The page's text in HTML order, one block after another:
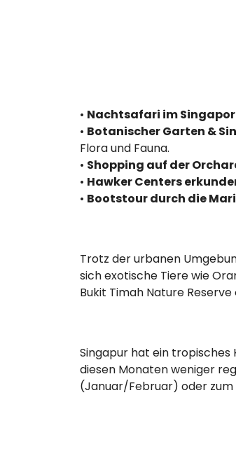
• Nachtsafari im
• Botanischer Garten &
Flora und Fauna.
• Shopping auf der
• Hawker Centers
• Bootstour durch die
Trotz der urbanen
sich exotische Tiere wie
Bukit Timah Nature
Singapur hat ein tropisches
diesen Monaten weniger
(Januar/Februar) oder